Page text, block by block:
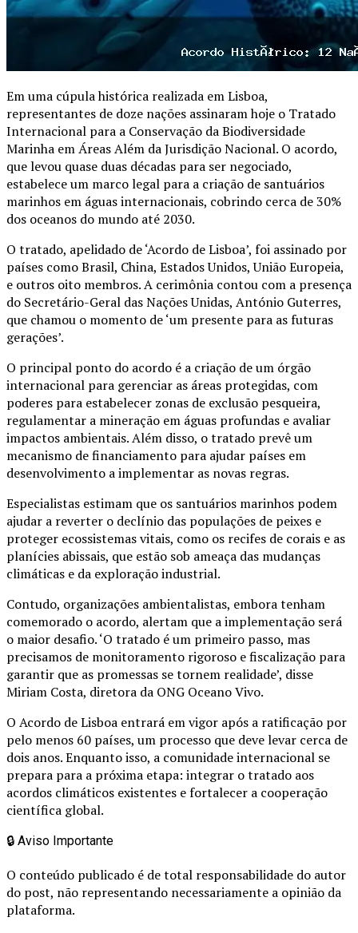
Em uma cúpula histórica realizada em Lisboa,
representantes de doze nações assinaram hoje o Tratado
Internacional para a Conservação da Biodiversidade
Marinha em Áreas Além da Jurisdição Nacional. O acordo,
que levou quase duas décadas para ser negociado,
estabelece um marco legal para a criação de santuários
marinhos em águas internacionais, cobrindo cerca de 30%
dos oceanos do mundo até 2030.
O tratado, apelidado de ‘Acordo de Lisboa’, foi assinado por
países como Brasil, China, Estados Unidos, União Europeia,
e outros oito membros. A cerimônia contou com a presença
do Secretário-Geral das Nações Unidas, António Guterres,
que chamou o momento de ‘um presente para as futuras
gerações’.
O principal ponto do acordo é a criação de um órgão
internacional para gerenciar as áreas protegidas, com
poderes para estabelecer zonas de exclusão pesqueira,
regulamentar a mineração em águas profundas e avaliar
impactos ambientais. Além disso, o tratado prevê um
mecanismo de financiamento para ajudar países em
desenvolvimento a implementar as novas regras.
Especialistas estimam que os santuários marinhos podem
ajudar a reverter o declínio das populações de peixes e
proteger ecossistemas vitais, como os recifes de corais e as
planícies abissais, que estão sob ameaça das mudanças
climáticas e da exploração industrial.
Contudo, organizações ambientalistas, embora tenham
comemorado o acordo, alertam que a implementação será
o maior desafio. ‘O tratado é um primeiro passo, mas
precisamos de monitoramento rigoroso e fiscalização para
garantir que as promessas se tornem realidade’, disse
Miriam Costa, diretora da ONG Oceano Vivo.
O Acordo de Lisboa entrará em vigor após a ratificação por
pelo menos 60 países, um processo que deve levar cerca de
dois anos. Enquanto isso, a comunidade internacional se
prepara para a próxima etapa: integrar o tratado aos
acordos climáticos existentes e fortalecer a cooperação
científica global.
🔒 Aviso Importante
O conteúdo publicado é de total responsabilidade do autor
do post, não representando necessariamente a opinião da
plataforma.